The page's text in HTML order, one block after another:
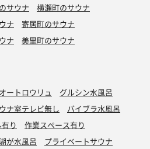
サウナ
横瀬町のサウナ
ナ
寄居町のサウナ
ナ 美里町のサウナ
オートロウリュ
グルシン水風呂
ナ室テレビ無し
バイブラ水風呂
り
作業スペース有り
が水風呂 プライベートサウナ